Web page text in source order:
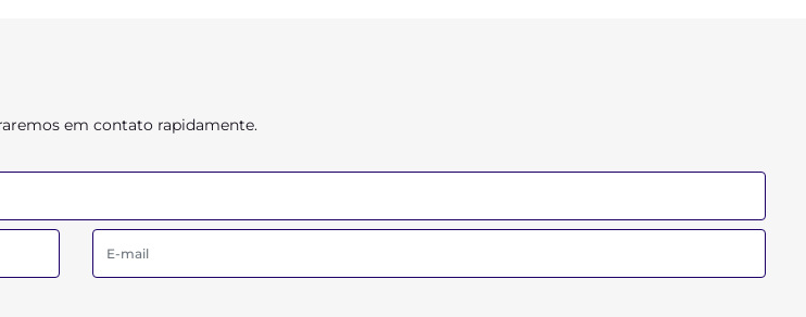
em contato rapidamente.